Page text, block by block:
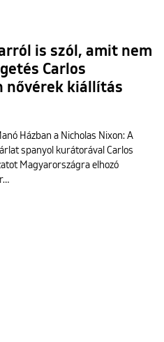
is szól, amit nem
Carlos
nővérek kiállítás
Házban a Nicholas Nixon: A
spanyol kurátorával Carlos
Magyarországra elhozó